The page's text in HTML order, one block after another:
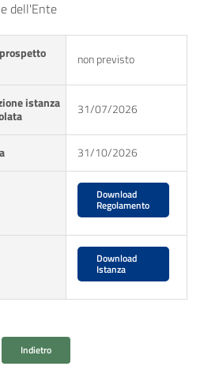
dell'Ente
non previsto
istanza 31/07/2026
31/10/2026
Download
Regolamento
Download
Istanza
Indietro